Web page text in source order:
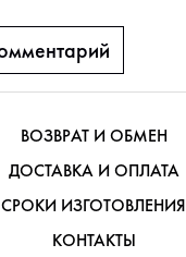
ВОЗВРАТ И ОБМЕН
ДОСТАВКА И ОПЛАТА
СРОКИ ИЗГОТОВЛЕНИЯ
КОНТАКТЫ